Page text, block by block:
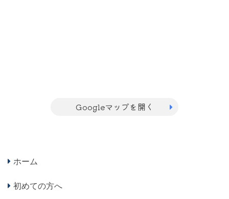
Googleマップを開く
ホーム
初めての方へ